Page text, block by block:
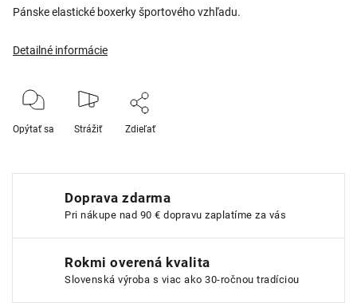
Pánske elastické boxerky športového vzhľadu.
Detailné informácie
Opýtať sa Strážiť Zdieľať
Doprava zdarma
Pri nákupe nad 90 € dopravu zaplatíme za vás
Rokmi overená kvalita
Slovenská výroba s viac ako 30-ročnou tradíciou